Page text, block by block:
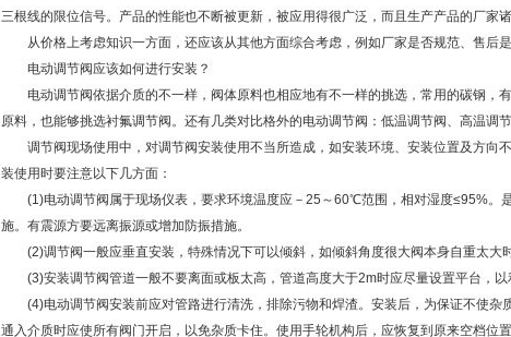
三根线的限位信号。产品的性能也不断被更新，被应用得很广泛，而且生产产品的厂家
从价格上考虑知识一方面，还应该从其他方面综合考虑，例如厂家是否规范、售后是
电动调节阀应该如何进行安装？
电动调节阀依据介质的不一样，阀体原料也相应地有不一样的挑选，常用的碳钢，
原料，也能够挑选衬氟调节阀。还有几类对比格外的电动调节阀：低温调节阀、高温调
调节阀现场使用中，对调节阀安装使用不当所造成，如安装环境、安装位置及方向
装使用时要注意以下几方面：
(1)电动调节阀属于现场仪表，要求环境温度应－25～60℃范围，相对湿度≤95%。
施。有震源方要远离振源或增加防振措施。
(2)调节阀一般应垂直安装，特殊情况下可以倾斜，如倾斜角度很大阀本身自重太大时
(3)安装调节阀管道一般不要离面或板太高，管道高度大于2m时应尽量设置平台，以
(4)电动调节阀安装前应对管路进行清洗，排除污物和焊渣。安装后，为保证不使杂
通入介质时应使所有阀门开启，以免杂质卡住。使用手轮机构后，应恢复到原来空档位置